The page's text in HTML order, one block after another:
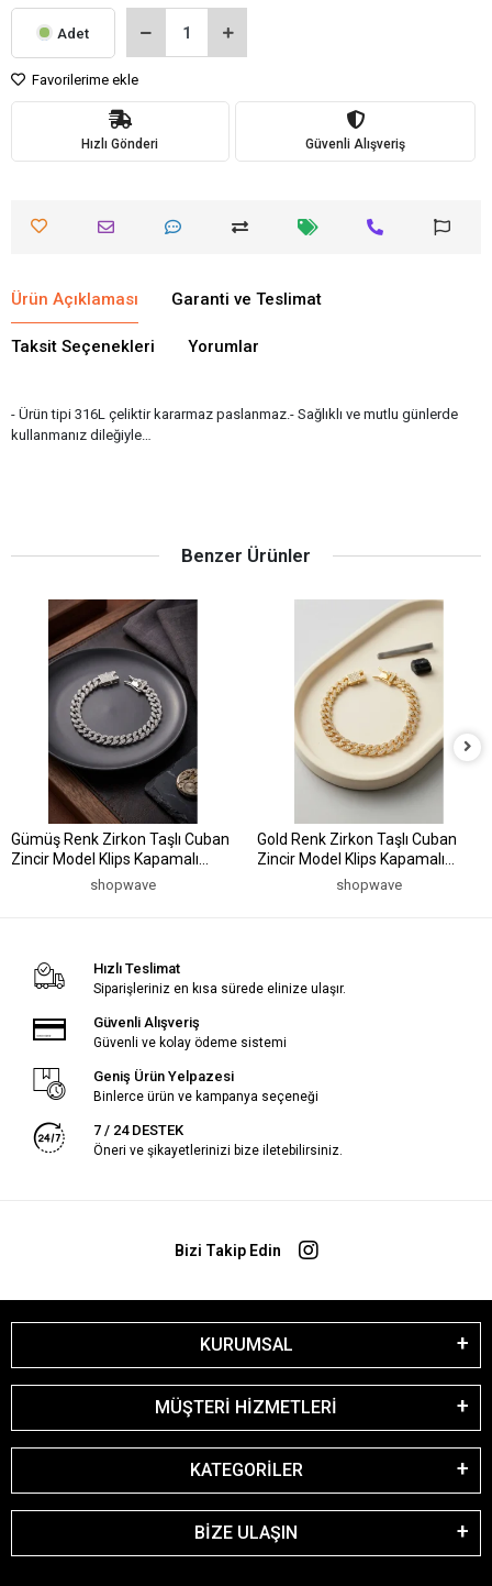
Adet
Favorilerime ekle
Hızlı Gönderi Güvenli Alışveriş
Ürün Açıklaması Garanti ve Teslimat
Taksit Seçenekleri Yorumlar
- Ürün tipi 316L çeliktir kararmaz paslanmaz.- Sağlıklı ve mutlu günlerde
kullanmanız dileğiyle…
Benzer Ürünler
Gümüş Renk Zirkon Taşlı Cuban
Zincir Model Klips Kapamalı
Erkek Bileklikshopwave
Gold Renk Zirkon Taşlı Cuban
Zincir Model Klips Kapamalı
Erkek Bileklikshopwave
Hızlı Teslimat
Siparişleriniz en kısa sürede elinize ulaşır.
Güvenli Alışveriş
Güvenli ve kolay ödeme sistemi
Geniş Ürün Yelpazesi
Binlerce ürün ve kampanya seçeneği
7 / 24 DESTEK
Öneri ve şikayetlerinizi bize iletebilirsiniz.
Bizi Takip Edin
KURUMSAL
MÜŞTERİ HİZMETLERİ
KATEGORİLER
BİZE ULAŞIN